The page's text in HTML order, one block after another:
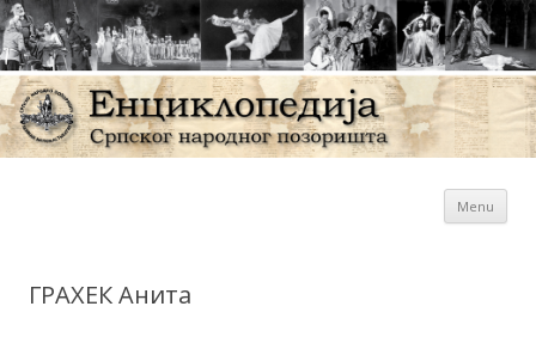
Енциклопедија СрпскогMenu
ГРАХЕК Анита